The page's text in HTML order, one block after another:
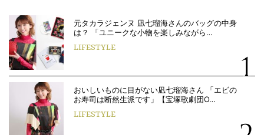
元タカラジェンヌ 凪七瑠海さんのバッグの中身
は？ 「ユニークな小物を楽しみながら…
LIFESTYLE
おいしいものに目がない凪七瑠海さん 「エビの
お寿司は断然生派です」【宝塚歌劇団O…
LIFESTYLE